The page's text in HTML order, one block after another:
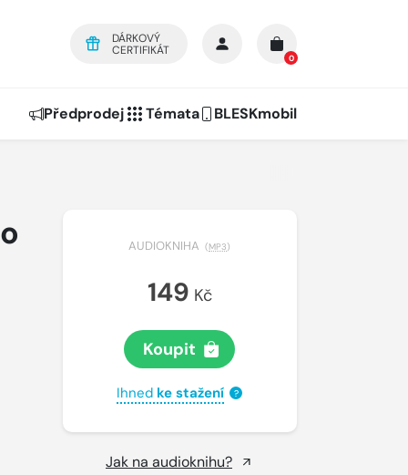
DÁRKOVÝ
CERTIFIKÁT
0
Předprodej Témata BLESKmobil
AUDIOKNIHA (MP3)
149 Kč
Koupit
Ihned ke stažení ?
Jak na audioknihu?